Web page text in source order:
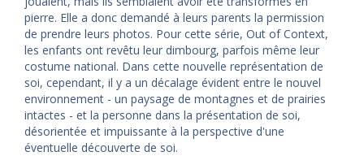
pierre. Elle a donc demandé à leurs parents la permission
de prendre leurs photos. Pour cette série, Out of Context,
les enfants ont revêtu leur dimbourg, parfois même leur
costume national. Dans cette nouvelle représentation de
soi, cependant, il y a un décalage évident entre le nouvel
environnement - un paysage de montagnes et de prairies
intactes - et la personne dans la présentation de soi,
désorientée et impuissante à la perspective d'une
éventuelle découverte de soi.